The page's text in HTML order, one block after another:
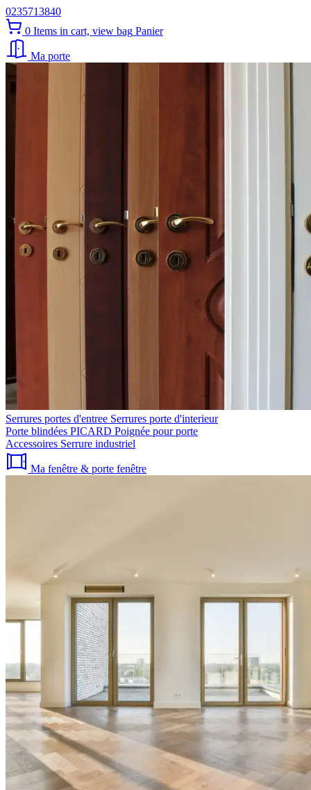
0235713840
0 Items in cart, view bag Panier
Ma porte
Serrures portes d'entree Serrures porte d'interieur
Porte blindées PICARD Poignée pour porte
Accessoires Serrure industriel
Ma fenêtre & porte fenêtre